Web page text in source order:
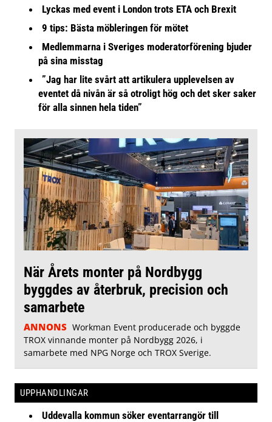
Lyckas med event i London trots ETA och Brexit
9 tips: Bästa möbleringen för mötet
Medlemmarna i Sveriges moderatorförening bjuder
på sina misstag
”Jag har lite svårt att artikulera upplevelsen av
eventet då nivån är så otroligt hög och det sker saker
för alla sinnen hela tiden”
När Årets monter på Nordbygg
byggdes av återbruk, precision och
samarbete
ANNONS Workman Event producerade och byggde
TROX vinnande monter på Nordbygg 2026, i
samarbete med NPG Norge och TROX Sverige.
UPPHANDLINGAR
Uddevalla kommun söker eventarrangör till